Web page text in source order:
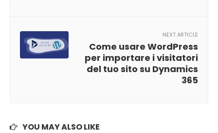
NEXT ARTICLE
Come usare WordPress
per importare i visitatori
del tuo sito su Dynamics
365
YOU MAY ALSO LIKE